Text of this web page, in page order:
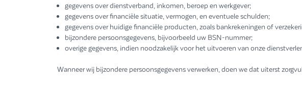
gegevens over dienstverband, inkomen, beroep en werkgever;
gegevens over financiële situatie, vermogen, en eventuele schulden;
gegevens over huidige financiële producten, zoals bankrekeningen of
bijzondere persoonsgegevens, bijvoorbeeld uw BSN-nummer;
overige gegevens, indien noodzakelijk voor het uitvoeren van onze
Wanneer wij bijzondere persoonsgegevens verwerken, doen we dat uiterst